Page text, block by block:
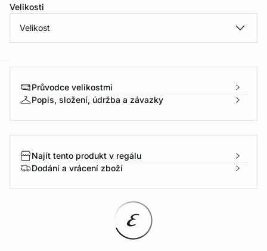
Velikosti
Velikost
Průvodce velikostmi
Popis, složení, údržba a závazky
Najít tento produkt v regálu
Dodání a vrácení zboží